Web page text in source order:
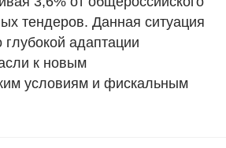
тендеров. Данная ситуация
глубокой адаптации
к новым
условиям и фискальным